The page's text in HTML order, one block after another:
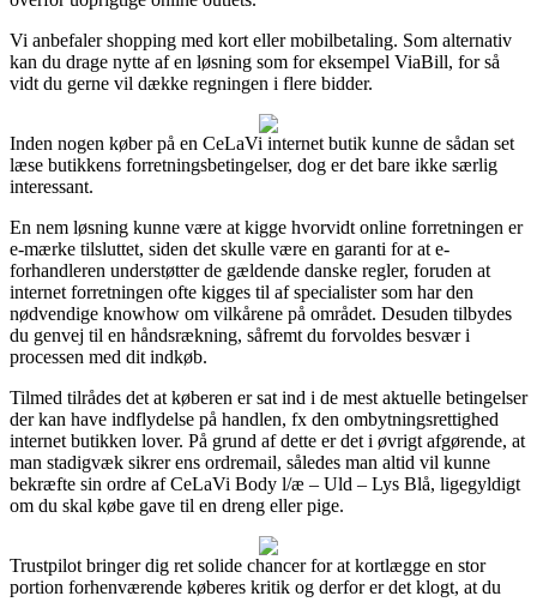
Vi anbefaler shopping med kort eller mobilbetaling. Som alternativ
kan du drage nytte af en løsning som for eksempel ViaBill, for så
vidt du gerne vil dække regningen i flere bidder.
Inden nogen køber på en CeLaVi internet butik kunne de sådan set
læse butikkens forretningsbetingelser, dog er det bare ikke særlig
interessant.
En nem løsning kunne være at kigge hvorvidt online forretningen er
e-mærke tilsluttet, siden det skulle være en garanti for at e-
forhandleren understøtter de gældende danske regler, foruden at
internet forretningen ofte kigges til af specialister som har den
nødvendige knowhow om vilkårene på området. Desuden tilbydes
du genvej til en håndsrækning, såfremt du forvoldes besvær i
processen med dit indkøb.
Tilmed tilrådes det at køberen er sat ind i de mest aktuelle betingelser
der kan have indflydelse på handlen, fx den ombytningsrettighed
internet butikken lover. På grund af dette er det i øvrigt afgørende, at
man stadigvæk sikrer ens ordremail, således man altid vil kunne
bekræfte sin ordre af CeLaVi Body l/æ – Uld – Lys Blå, ligegyldigt
om du skal købe gave til en dreng eller pige.
Trustpilot bringer dig ret solide chancer for at kortlægge en stor
portion forhenværende køberes kritik og derfor er det klogt, at du